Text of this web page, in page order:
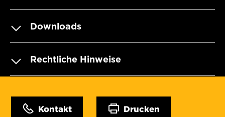
Downloads
Rechtliche Hinweise
Kontakt Drucken